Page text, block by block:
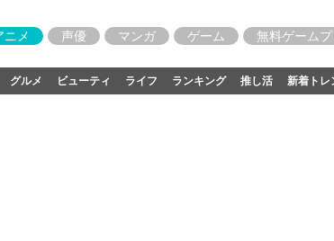
ニメ 声優 マンガ ゲーム 無料ゲームプ
グルメ ビューティ ライフ ランキング 推し活 新着トレ